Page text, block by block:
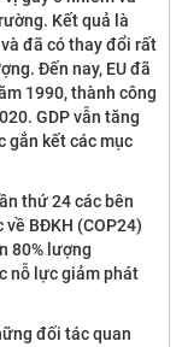
Kết quả là
đã có thay đổi rất
Đến nay, EU đã
1990, thành công
GDP vẫn tăng
gắn kết các mục
thứ 24 các bên
BĐKH (COP24)
80% lượng
nỗ lực giảm phát
đối tác quan